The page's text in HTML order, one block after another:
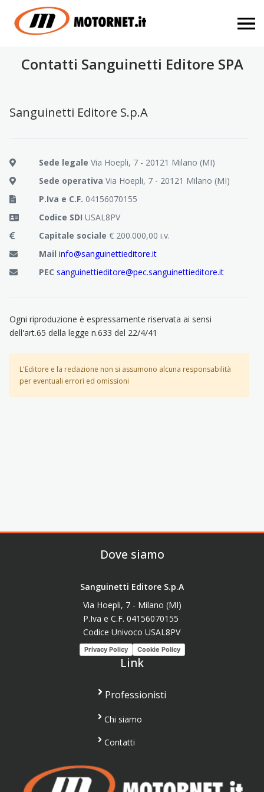
Contatti Sanguinetti Editore SPA
Sanguinetti Editore S.p.A
Sede legale Via Hoepli, 7 - 20121 Milano (MI)
Sede operativa Via Hoepli, 7 - 20121 Milano (MI)
P.Iva e C.F. 04156070155
Codice SDI USAL8PV
Capitale sociale € 200.000,00 i.v.
Mail info@sanguinettieditore.it
PEC sanguinettieditore@pec.sanguinettieditore.it
Ogni riproduzione è espressamente riservata ai sensi
dell'art.65 della legge n.633 del 22/4/41
L'Editore e la redazione non si assumono alcuna responsabilità
per eventuali errori ed omissioni
Dove siamo
Sanguinetti Editore S.p.A
Via Hoepli, 7 - Milano (MI)
P.Iva e C.F. 04156070155
Codice Univoco USAL8PV
Privacy Policy Cookie Policy
Link
Professionisti
Chi siamo
Contatti